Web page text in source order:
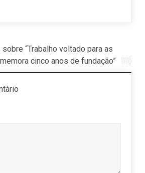
“Trabalho voltado para as
cinco anos de fundação”